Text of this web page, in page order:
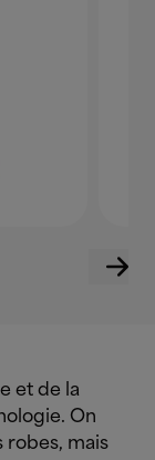
et de la
On
robes, mais